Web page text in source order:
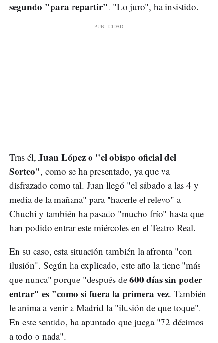
segundo "para repartir". "Lo juro", ha insistido.
Tras él, Juan López o "el obispo oficial del
Sorteo", como se ha presentado, ya que va
disfrazado como tal. Juan llegó "el sábado a las 4 y
media de la mañana" para "hacerle el relevo" a
Chuchi y también ha pasado "mucho frío" hasta que
han podido entrar este miércoles en el Teatro Real.
En su caso, esta situación también la afronta "con
ilusión". Según ha explicado, este año la tiene "más
que nunca" porque "después de 600 días sin poder
entrar" es "como si fuera la primera vez. También
le anima a venir a Madrid la "ilusión de que toque".
En este sentido, ha apuntado que juega "72 décimos
a todo o nada".